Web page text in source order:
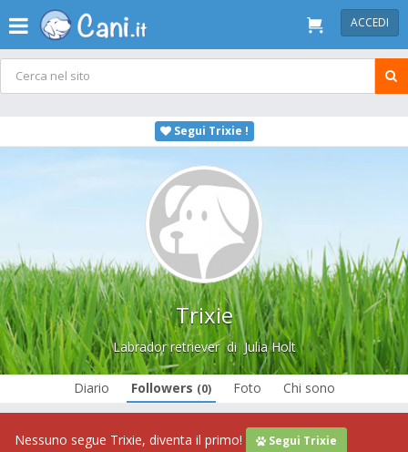
ACCEDI
Segui Trixie !
Trixie
Labrador retrieverdiJulia Holt
Diario Followers (0) Foto Chi sono
Nessuno segue Trixie, diventa il primo! Segui Trixie